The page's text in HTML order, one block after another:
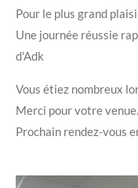
Pour le plus grand
Une journée réussie
d'Adk
Vous étiez nombreux
Merci pour votre
Prochain rendez-vous